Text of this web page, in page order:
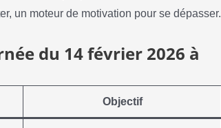
un moteur de motivation pour se dépasser.
du 14 février 2026 à
Objectif